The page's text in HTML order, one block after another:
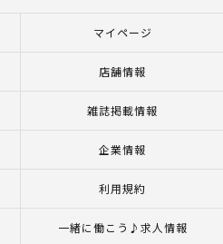
マイページ
店舗情報
雑誌掲載情報
企業情報
利用規約
一緒に働こう♪求人情報